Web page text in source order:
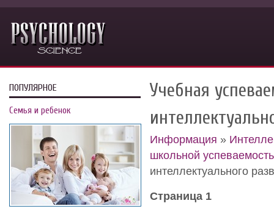
Учебная
Информация »
школьной
интеллектуального
Страница 1
ПОПУЛЯРНОЕ
Семья и ребенок